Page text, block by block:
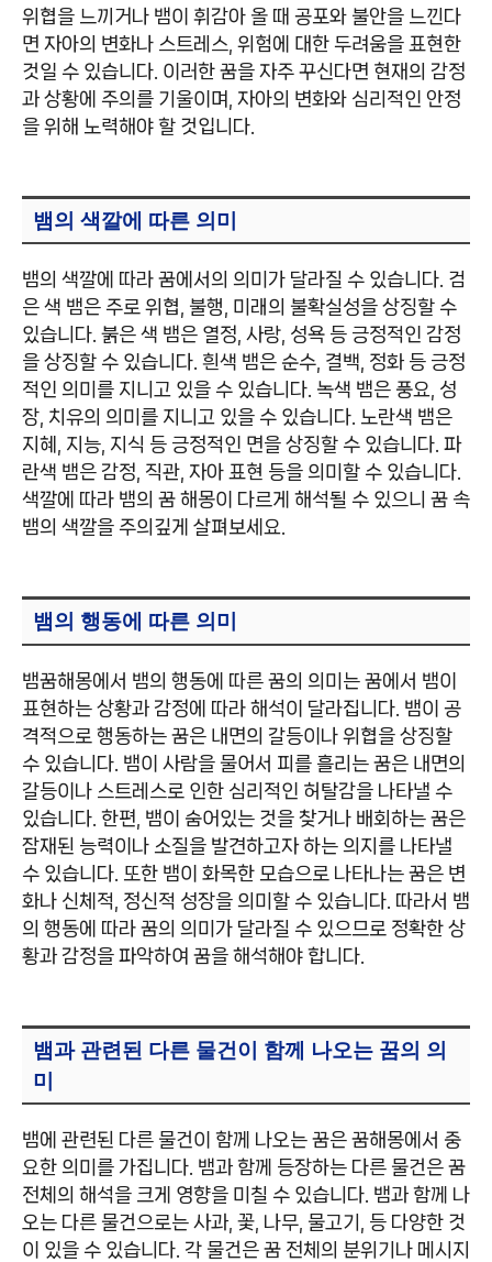
위협을 느끼거나 뱀이 휘감아 올 때 공포와 불안을 느낀다
면 자아의 변화나 스트레스, 위험에 대한 두려움을 표현한
것일 수 있습니다. 이러한 꿈을 자주 꾸신다면 현재의 감정
과 상황에 주의를 기울이며, 자아의 변화와 심리적인 안정
을 위해 노력해야 할 것입니다.
뱀의 색깔에 따른 의미
뱀의 색깔에 따라 꿈에서의 의미가 달라질 수 있습니다. 검
은 색 뱀은 주로 위협, 불행, 미래의 불확실성을 상징할 수
있습니다. 붉은 색 뱀은 열정, 사랑, 성욕 등 긍정적인 감정
을 상징할 수 있습니다. 흰색 뱀은 순수, 결백, 정화 등 긍정
적인 의미를 지니고 있을 수 있습니다. 녹색 뱀은 풍요, 성
장, 치유의 의미를 지니고 있을 수 있습니다. 노란색 뱀은
지혜, 지능, 지식 등 긍정적인 면을 상징할 수 있습니다. 파
란색 뱀은 감정, 직관, 자아 표현 등을 의미할 수 있습니다.
색깔에 따라 뱀의 꿈 해몽이 다르게 해석될 수 있으니 꿈 속
뱀의 색깔을 주의깊게 살펴보세요.
뱀의 행동에 따른 의미
뱀꿈해몽에서 뱀의 행동에 따른 꿈의 의미는 꿈에서 뱀이
표현하는 상황과 감정에 따라 해석이 달라집니다. 뱀이 공
격적으로 행동하는 꿈은 내면의 갈등이나 위협을 상징할
수 있습니다. 뱀이 사람을 물어서 피를 흘리는 꿈은 내면의
갈등이나 스트레스로 인한 심리적인 허탈감을 나타낼 수
있습니다. 한편, 뱀이 숨어있는 것을 찾거나 배회하는 꿈은
잠재된 능력이나 소질을 발견하고자 하는 의지를 나타낼
수 있습니다. 또한 뱀이 화목한 모습으로 나타나는 꿈은 변
화나 신체적, 정신적 성장을 의미할 수 있습니다. 따라서 뱀
의 행동에 따라 꿈의 의미가 달라질 수 있으므로 정확한 상
황과 감정을 파악하여 꿈을 해석해야 합니다.
뱀과 관련된 다른 물건이 함께 나오는 꿈의 의
미
뱀에 관련된 다른 물건이 함께 나오는 꿈은 꿈해몽에서 중
요한 의미를 가집니다. 뱀과 함께 등장하는 다른 물건은 꿈
전체의 해석을 크게 영향을 미칠 수 있습니다. 뱀과 함께 나
오는 다른 물건으로는 사과, 꽃, 나무, 물고기, 등 다양한 것
이 있을 수 있습니다. 각 물건은 꿈 전체의 분위기나 메시지